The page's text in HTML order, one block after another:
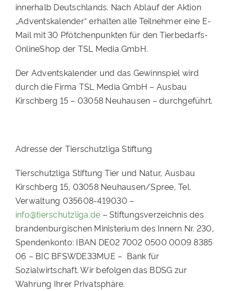
innerhalb Deutschlands. Nach Ablauf der Aktion
„Adventskalender“ erhalten alle Teilnehmer eine E-
Mail mit 30 Pfötchenpunkten für den Tierbedarfs-
OnlineShop der TSL Media GmbH.
Der Adventskalender und das Gewinnspiel wird
durch die Firma TSL Media GmbH – Ausbau
Kirschberg 15 – 03058 Neuhausen – durchgeführt.
Adresse der Tierschutzliga Stiftung
Tierschutzliga Stiftung Tier und Natur, Ausbau
Kirschberg 15, 03058 Neuhausen/Spree, Tel.
Verwaltung 035608-419030 –
info@tierschutzliga.de – Stiftungsverzeichnis des
brandenburgischen Ministerium des Innern Nr. 230,
Spendenkonto: IBAN DE02 7002 0500 0009 8385
06 – BIC BFSWDE33MUE – Bank für
Sozialwirtschaft. Wir befolgen das BDSG zur
Wahrung Ihrer Privatsphäre.